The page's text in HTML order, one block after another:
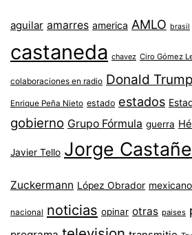
aguilar amarres america AMLO brasil
castaneda chavez Ciro Gómez
colaboraciones en radio Donald Trump
Enrique Peña Nieto estado estados
gobierno Grupo Fórmula guerra
Javier Tello Jorge
Zuckermann López Obrador
nacional noticias opinar otras paises